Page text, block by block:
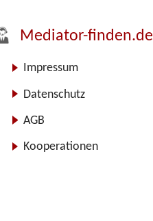
Mediator-finden.de
Impressum
Datenschutz
AGB
Kooperationen